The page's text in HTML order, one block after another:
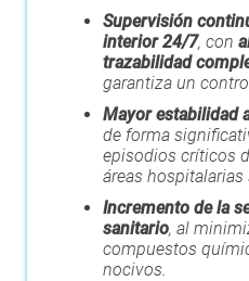
Supervisión
interior 24/7, con
trazabilidad
garantiza un
Mayor estabilidad
de forma
episodios críticos
áreas hospitalarias
Incremento de la
sanitario, al
compuestos
nocivos.